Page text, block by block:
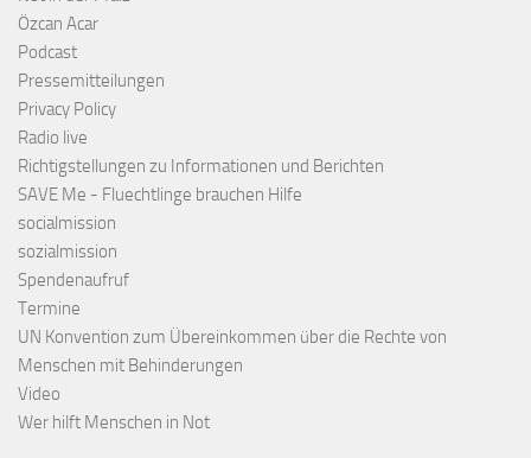
Özcan Acar
Podcast
Pressemitteilungen
Privacy Policy
Radio live
Richtigstellungen zu Informationen und Berichten
SAVE Me - Fluechtlinge brauchen Hilfe
socialmission
sozialmission
Spendenaufruf
Termine
UN Konvention zum Übereinkommen über die Rechte von
Menschen mit Behinderungen
Video
Wer hilft Menschen in Not